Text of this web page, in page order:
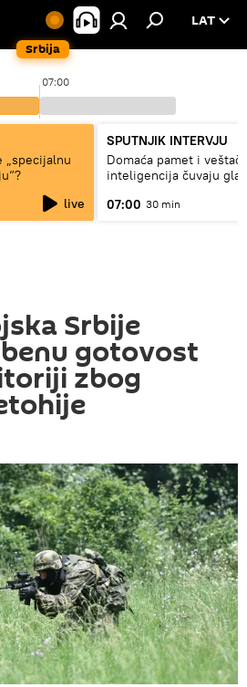
Srbija
LAT
07:00
„specijalnu
live
SPUTNJIK INTERVJU
Domaća pamet i
inteligencija čuvaju
07:00 30 min
Srbije
gotovost
zbog